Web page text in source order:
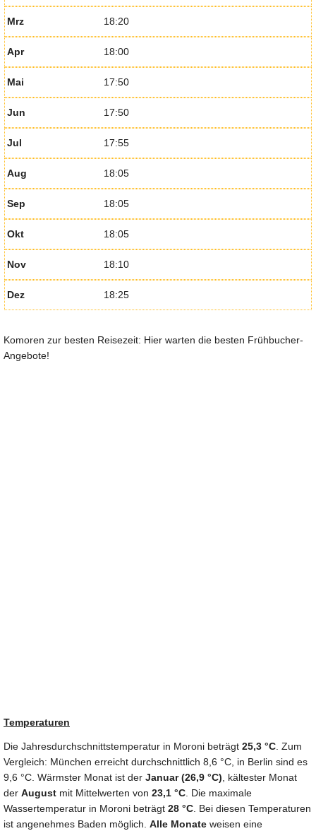
Mrz 18:20
Apr 18:00
Mai 17:50
Jun 17:50
Jul 17:55
Aug 18:05
Sep 18:05
Okt 18:05
Nov 18:10
Dez 18:25
Komoren zur besten Reisezeit: Hier warten die besten Frühbucher-
Angebote!
Temperaturen
Die Jahresdurchschnittstemperatur in Moroni beträgt 25,3 °C. Zum
Vergleich: München erreicht durchschnittlich 8,6 °C, in Berlin sind es
9,6 °C. Wärmster Monat ist der Januar (26,9 °C), kältester Monat
der August mit Mittelwerten von 23,1 °C. Die maximale
Wassertemperatur in Moroni beträgt 28 °C. Bei diesen Temperaturen
ist angenehmes Baden möglich. Alle Monate weisen eine